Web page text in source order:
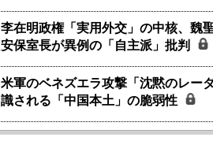
李在明政権「実用外交」の中核、魏
安保室長が異例の「自主派」批判
米軍のベネズエラ攻撃「沈黙のレー
識される「中国本土」の脆弱性